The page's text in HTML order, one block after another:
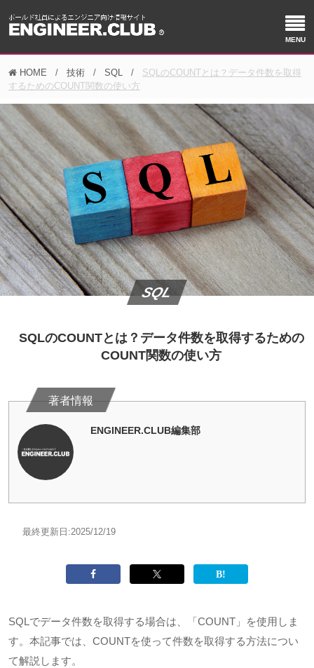
HOME 技術 SQL
SQLのCOUNTとは？データ件数を取得
するためのCOUNT関数の使い方
SQL
SQLのCOUNTとは？データ件数を取得するための
COUNT関数の使い方
ENGINEER.CLUB編集部
最終更新日:2025/12/19
SQLでデータ件数を取得する場合は、「COUNT 」を使用しま
す。本記事では、 COUNTを使って件数を取得する方法につい
て解説します。